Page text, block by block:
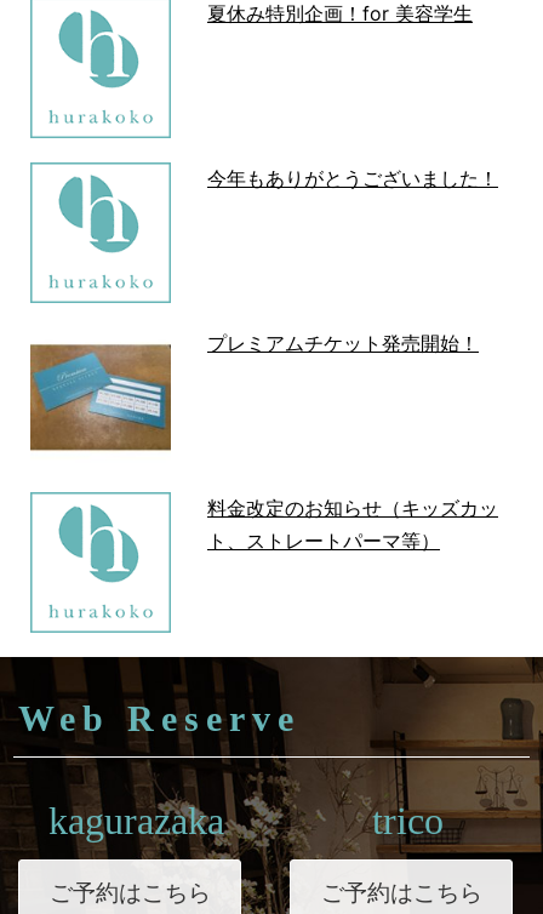
夏休み特別企画！for 美容学生
今年もありがとうございました！
プレミアムチケット発売開始！
料金改定のお知らせ（キッズカッ
ト、ストレートパーマ等）
Web Reserve
kagurazaka
ご予約はこちら
trico
ご予約はこちら